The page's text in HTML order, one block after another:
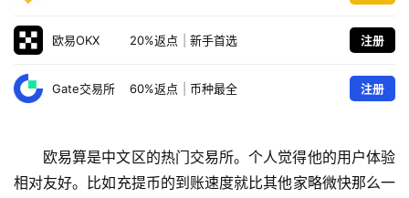
欧易OKX 20%返点 新手首选 注册
Gate交易所 60%返点 币种最全 注册
欧易算是中文区的热门交易所。个人觉得他的用户体验
相对友好。比如充提币的到账速度就比其他家略微快那么一